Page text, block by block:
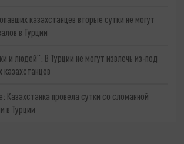
казахстанцев вторые сутки не могут
в Турции
и людей": В Турции не могут извлечь из-под
казахстанцев
Казахстанка провела сутки со сломанной
в Турции